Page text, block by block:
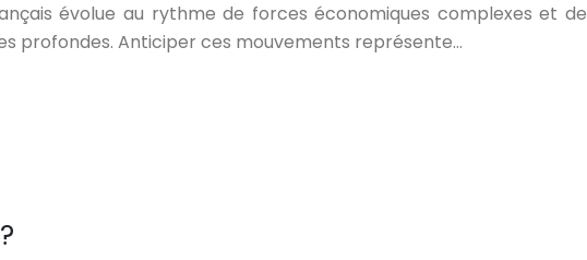
évolue au rythme de forces économiques complexes et de
profondes. Anticiper ces mouvements représente…